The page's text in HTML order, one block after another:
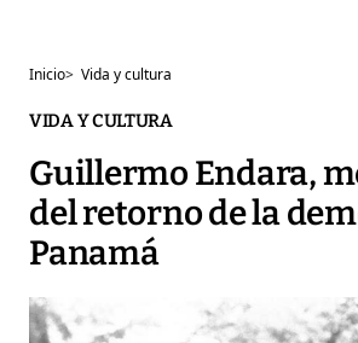
Inicio> Vida y cultura
VIDA Y CULTURA
Guillermo Endara,
del retorno de la
Panamá